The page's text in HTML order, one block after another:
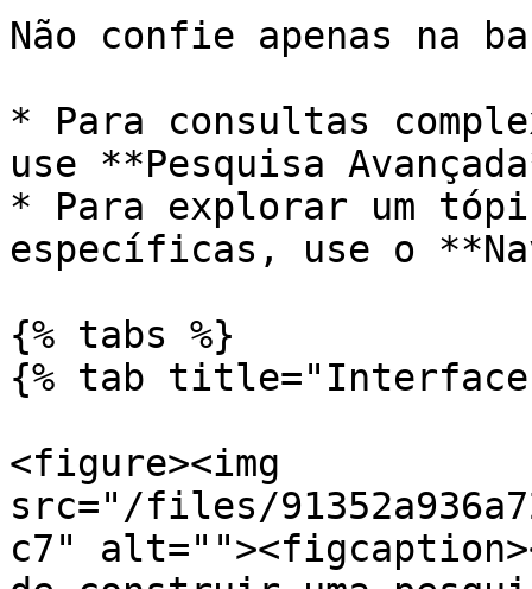
Não confie apenas na
* Para consultas
use **Pesquisa
* Para explorar um
específicas, use o
{% tabs %}
{% tab title="Interface
<figure><img
src="/files/
c7"